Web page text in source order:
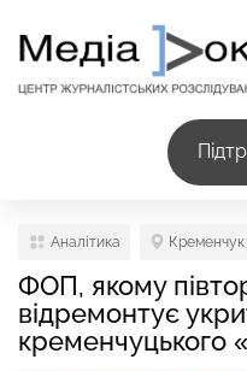
Аналітика Кременчук
ФОП, якому
відремонтує
кременчуцького